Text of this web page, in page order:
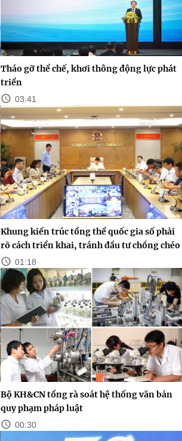
Tháo gỡ thể chế, khơi thông động lực phát
triển
03:41
Khung kiến trúc tổng thể quốc gia số phải
rõ cách triển khai, tránh đầu tư chồng chéo
01:18
Bộ KH&CN tổng rà soát hệ thống văn bản
quy phạm pháp luật
00:30